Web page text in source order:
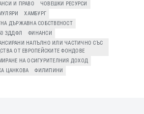
И ПРАВО
ЧОВЕШКИ РЕСУРСИ
ХАМБУРГ
ДЪРЖАВНА СОБСТВЕНОСТ
ЗДДФЛ
ФИНАНСИ
НАПЪЛНО ИЛИ ЧАСТИЧНО СЪС
ОТ ЕВРОПЕЙСКИТЕ ФОНДОВЕ
НА ОСИГУРИТЕЛНИЯ ДОХОД
ЦАНКОВА
ФИЛИПИНИ